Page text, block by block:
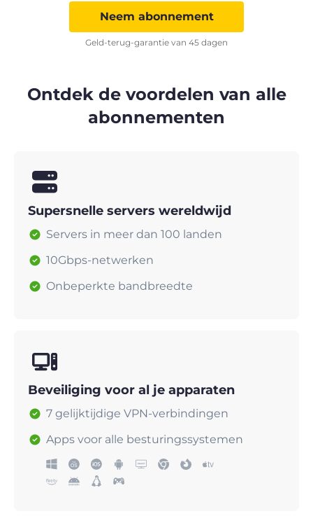
Neem abonnement
Geld-terug-garantie van 45 dagen
Ontdek de voordelen van alle
abonnementen
Supersnelle servers wereldwijd
Servers in meer dan 100 landen
10Gbps-netwerken
Onbeperkte bandbreedte
Beveiliging voor al je apparaten
7 gelijktijdige VPN-verbindingen
Apps voor alle besturingssystemen